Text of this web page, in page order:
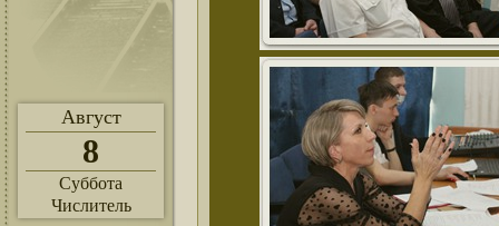
Август
8
Суббота
Числитель